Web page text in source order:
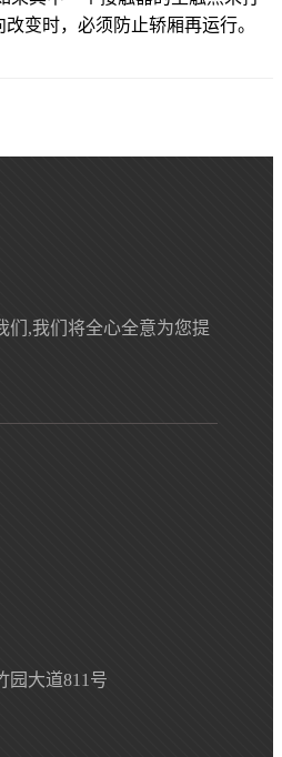
变时，必须防止轿厢再运行。
们,我们将全心全意为您提
园大道811号